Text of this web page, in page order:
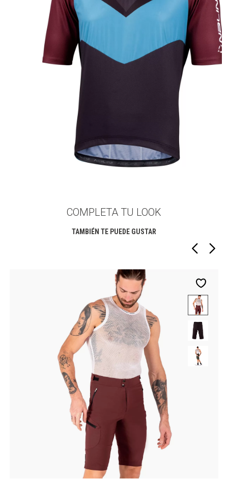
COMPLETA TU LOOK
TAMBIÉN TE PUEDE GUSTAR